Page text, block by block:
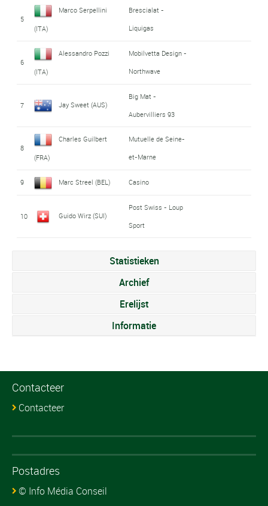
5
Marco Serpellini
(ITA)
Brescialat -
Liquigas
6
Alessandro Pozzi
(ITA)
Mobilvetta Design -
Northwave
7 Jay Sweet (AUS)
Big Mat -
Aubervilliers 93
8
Charles Guilbert
(FRA)
Mutuelle de Seine-
et-Marne
9 Marc Streel (BEL) Casino
10 Guido Wirz (SUI)
Post Swiss - Loup
Sport
Statistieken
Archief
Erelijst
Informatie
Contacteer
Contacteer
Postadres
© Info Média Conseil